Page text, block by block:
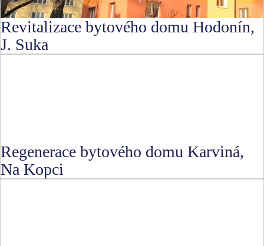
Revitalizace bytového domu Hodonín,
J. Suka
Regenerace bytového domu Karviná,
Na Kopci